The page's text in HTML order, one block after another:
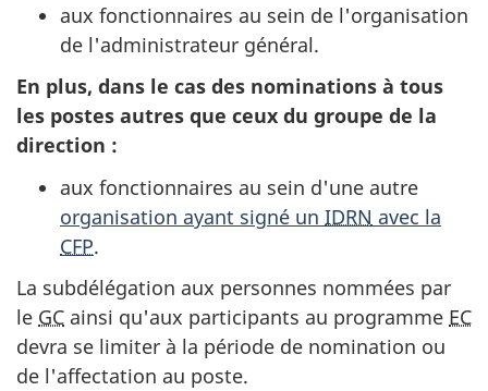
aux fonctionnaires au sein de l'organisation
de l'administrateur général.
En plus, dans le cas des nominations à tous
les postes autres que ceux du groupe de la
direction :
aux fonctionnaires au sein d'une autre
organisation ayant signé un IDRN avec la
CFP.
La subdélégation aux personnes nommées par
le GC ainsi qu'aux participants au programme EC
devra se limiter à la période de nomination ou
de l'affectation au poste.